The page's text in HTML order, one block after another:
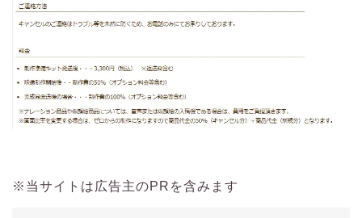
※当サイトは広告主のPRを含みます